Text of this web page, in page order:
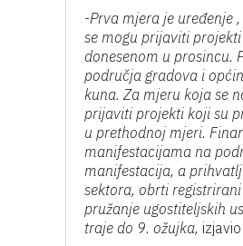
-Prva mjera je uređenje
se mogu prijaviti
donesenom u prosincu.
područja gradova i
kuna. Za mjeru koja se
prijaviti projekti koji su
u prethodnoj mjeri.
manifestacijama na
manifestacija, a
sektora, obrti
pružanje ugostiteljskih
traje do 9. ožujka,